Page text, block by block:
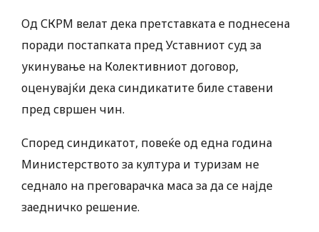
Од СКРМ велат дека претставката е поднесена
поради постапката пред Уставниот суд за
укинување на Колективниот договор,
оценувајќи дека синдикатите биле ставени
пред свршен чин.
Според синдикатот, повеќе од една година
Министерството за култура и туризам не
седнало на преговарачка маса за да се најде
заедничко решение.